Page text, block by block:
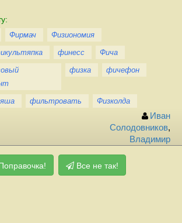
Фирмач
Физиономия
финесс
Фича
физка фичефон
фильтровать Физколда
Иван
Солодовников,
Владимир
Все не так!